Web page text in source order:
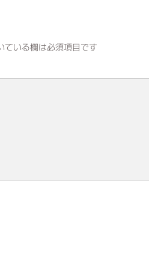
ている欄は必須項目です